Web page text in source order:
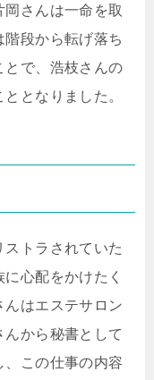
さんは一命を取
階段から転げ落ち
とで、浩枝さんの
となりました。
トラされていた
心配をかけたく
んはエステサロン
んから秘書として
、この仕事の内容